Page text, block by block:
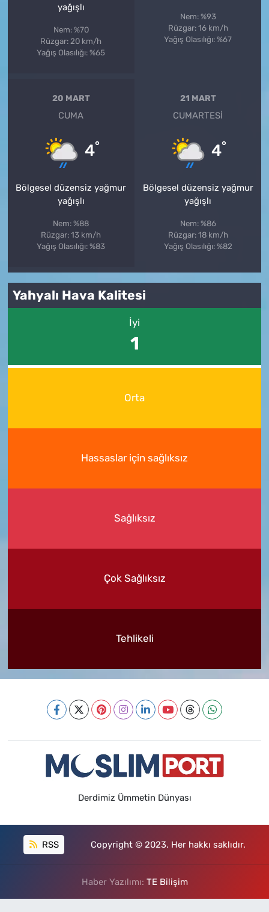
yağışlı
Nem: %70
Rüzgar: 20 km/h
Yağış Olasılığı: %65
Nem: %93
Rüzgar: 16 km/h
Yağış Olasılığı: %67
20 MART
CUMA
4°
Bölgesel düzensiz yağmur
yağışlı
Nem: %88
Rüzgar: 13 km/h
Yağış Olasılığı: %83
21 MART
CUMARTESI
4°
Bölgesel düzensiz yağmur
yağışlı
Nem: %86
Rüzgar: 18 km/h
Yağış Olasılığı: %82
Yahyalı Hava Kalitesi
İyi
1
Orta
Hassaslar için sağlıksız
Sağlıksız
Çok Sağlıksız
Tehlikeli
Derdimiz Ümmetin Dünyası
RSS Copyright © 2023. Her hakkı saklıdır.
Haber Yazılımı: TE Bilişim